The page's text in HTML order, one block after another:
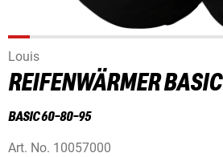
Louis
REIFENWÄRMER BASIC
BASIC 60-80-95
Art. No. 10057000